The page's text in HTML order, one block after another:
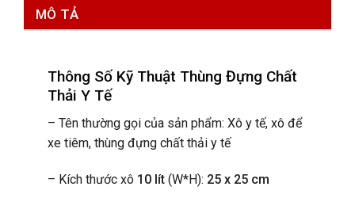
MÔ TẢ
Thông Số Kỹ Thuật Thùng Đựng Chất
Thải Y Tế
– Tên thường gọi của sản phẩm: Xô y tế, xô để
xe tiêm, thùng đựng chất thải y tế
– Kích thước xô 10 lít (W*H): 25 x 25 cm